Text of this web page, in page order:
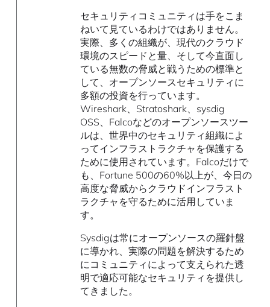
セキュリティコミュニティは手をこま
ねいて見ているわけではありません。
実際、多くの組織が、現代のクラウド
環境のスピードと量、そして今直面し
ている無数の脅威と戦うための標準と
して、オープンソースセキュリティに
多額の投資を行っています。
Wireshark、Stratoshark、sysdig
OSS、Falcoなどのオープンソースツー
ルは、世界中のセキュリティ組織によ
ってインフラストラクチャを保護する
ために使用されています。Falcoだけで
も、Fortune 500の60%以上が、今日の
高度な脅威からクラウドインフラスト
ラクチャを守るために活用していま
す。
Sysdigは常にオープンソースの羅針盤
に導かれ、実際の問題を解決するため
にコミュニティによって支えられた透
明で適応可能なセキュリティを提供し
てきました。